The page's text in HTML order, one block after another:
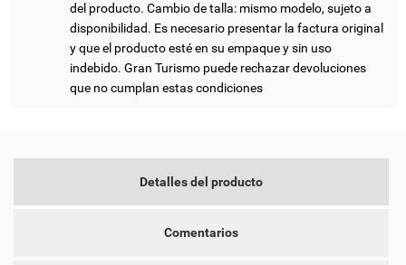
del producto. Cambio de talla: mismo modelo, sujeto a
disponibilidad. Es necesario presentar la factura original
y que el producto esté en su empaque y sin uso
indebido. Gran Turismo puede rechazar devoluciones
que no cumplan estas condiciones
Detalles del producto
Comentarios
CANCELAR CREAR LISTA DE DESEOS
CANCELAR INICIAR SESIÓN